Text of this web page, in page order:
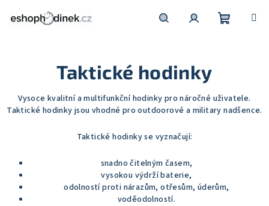
Taktické hodinky
Vysoce kvalitní a multifunkční hodinky pro náročné uživatele.
Taktické hodinky jsou vhodné pro outdoorové a military nadšence.
Taktické hodinky se vyznačují:
snadno čitelným časem,
vysokou výdrží baterie,
odolností proti nárazům, otřesům, úderům,
voděodolností.